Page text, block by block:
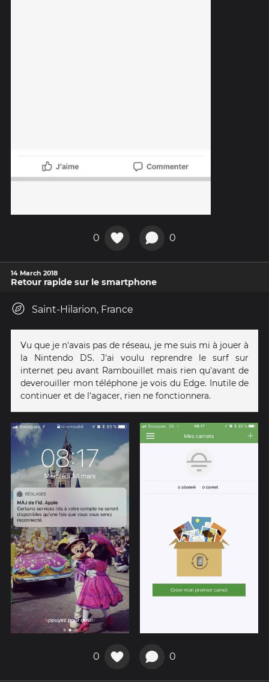
0 0
14 March 2018
Retour rapide sur le smartphone
Saint-Hilarion, France
Vu que je n'avais pas de réseau, je me suis mi à jouer à
la Nintendo DS. J'ai voulu reprendre le surf sur
internet peu avant Rambouillet mais rien qu'avant de
deverouiller mon téléphone je vois du Edge. Inutile de
continuer et de l'agacer, rien ne fonctionnera.
0 0